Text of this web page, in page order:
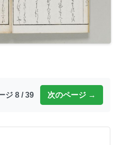
ジ 8 / 39 次のページ →